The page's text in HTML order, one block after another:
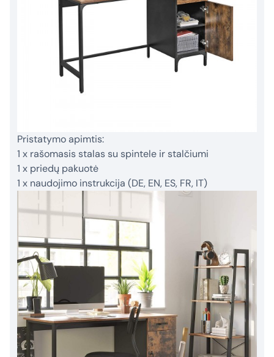
Pristatymo apimtis:
1 x rašomasis stalas su spintele ir stalčiumi
1 x priedų pakuotė
1 x naudojimo instrukcija (DE, EN, ES, FR, IT)